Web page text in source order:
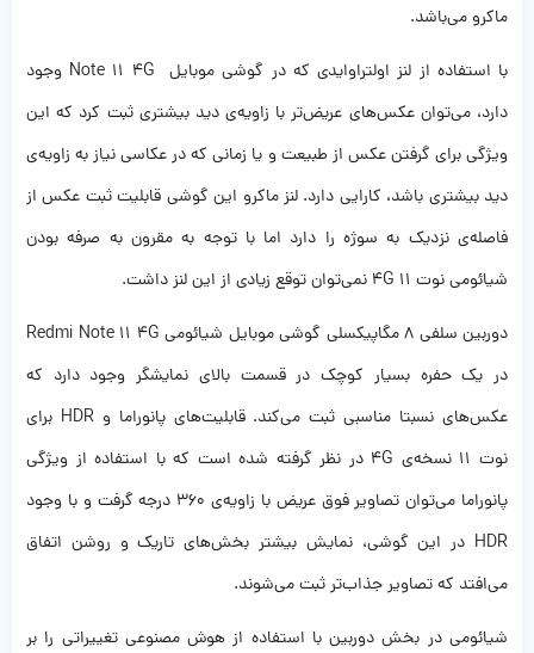
ماکرو می‌باشد.
با استفاده از لنز اولتراوایدی که در گوشی موبایل Note 11 4G وجود
دارد، می‌توان عکس‌های عریض‌تر با زاویه‌ی دید بیشتری ثبت کرد که این
ویژگی برای گرفتن عکس از طبیعت و یا زمانی که در عکاسی نیاز به زاویه‌ی
دید بیشتری باشد، کارایی دارد. لنز ماکرو این گوشی قابلیت ثبت عکس از
فاصله‌ی نزدیک به سوژه را دارد اما با توجه به مقرون به صرفه بودن
شیائومی نوت ۱۱ 4G نمی‌توان توقع زیادی از این لنز داشت.
دوربین سلفی ۸ مگاپیکسلی گوشی موبایل شیائومی Redmi Note 11 4G
در یک حفره بسیار کوچک در قسمت بالای نمایشگر وجود دارد که
عکس‌های نسبتا مناسبی ثبت می‌کند‌. قابلیت‌های پانوراما و HDR برای
نوت ۱۱ نسخه‌ی 4G در نظر گرفته شده است که با استفاده از ویژگی
پانوراما می‌توان تصاویر فوق عریض با زاویه‌ی ۳۶۰ درجه گرفت و با وجود
HDR در این گوشی، نمایش بیشتر بخش‌های تاریک و روشن اتفاق
می‌افتد که تصاویر جذاب‌تر ثبت می‌شوند.
شیائومی در بخش دوربین با استفاده از هوش مصنوعی تغییراتی را بر